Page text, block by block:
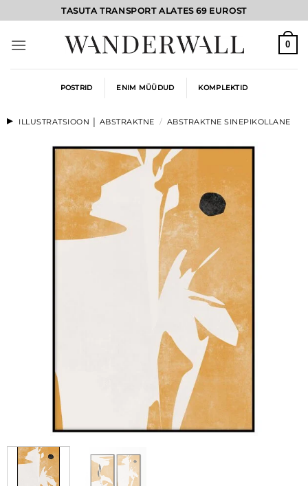
to
content
TASUTA TRANSPORT ALATES 69 EUROST
0
POSTRID ENIM MÜÜDUD KOMPLEKTID
ILLUSTRATSIOON │ ABSTRAKTNE / ABSTRAKTNE SINEPIKOLLANE